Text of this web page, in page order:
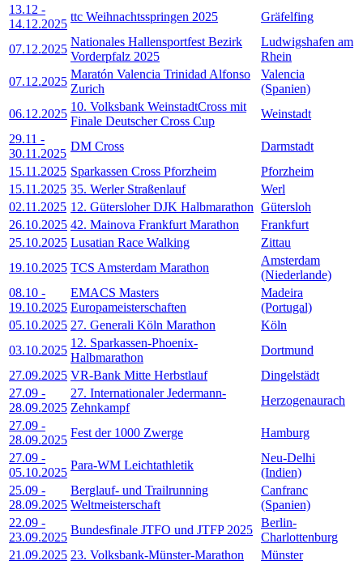
13.12 -
14.12.2025
ttc Weihnachtsspringen 2025 Gräfelfing
07.12.2025
Nationales Hallensportfest Bezirk
Vorderpfalz 2025
Ludwigshafen am
Rhein
07.12.2025
Maratón Valencia Trinidad Alfonso
Zurich
Valencia
(Spanien)
06.12.2025
10. Volksbank WeinstadtCross mit
Finale Deutscher Cross Cup
Weinstadt
29.11 -
30.11.2025
DM Cross
Darmstadt
15.11.2025 Sparkassen Cross Pforzheim
Pforzheim
15.11.2025 35. Werler Straßenlauf
Werl
02.11.2025 12. Gütersloher DJK Halbmarathon Gütersloh
26.10.2025 42. Mainova Frankfurt Marathon
Frankfurt
25.10.2025 Lusatian Race Walking
Zittau
19.10.2025 TCS Amsterdam Marathon
Amsterdam
(Niederlande)
08.10 -
19.10.2025
EMACS Masters
Europameisterschaften
Madeira
(Portugal)
05.10.2025 27. Generali Köln Marathon
Köln
03.10.2025
12. Sparkassen-Phoenix-
Halbmarathon
Dortmund
27.09.2025 VR-Bank Mitte Herbstlauf
Dingelstädt
27.09 -
28.09.2025
27. Internationaler Jedermann-
Zehnkampf
Herzogenaurach
27.09 -
28.09.2025
Fest der 1000 Zwerge
Hamburg
27.09 -
05.10.2025
Para-WM Leichtathletik
Neu-Delhi
(Indien)
25.09 -
28.09.2025
Berglauf- und Trailrunning
Weltmeisterschaft
Canfranc
(Spanien)
22.09 -
23.09.2025
Bundesfinale JTFO und JTFP 2025
Berlin-
Charlottenburg
21.09.2025 23. Volksbank-Münster-Marathon
Münster